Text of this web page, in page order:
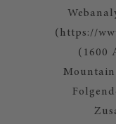
(https://
(1600
Mountain